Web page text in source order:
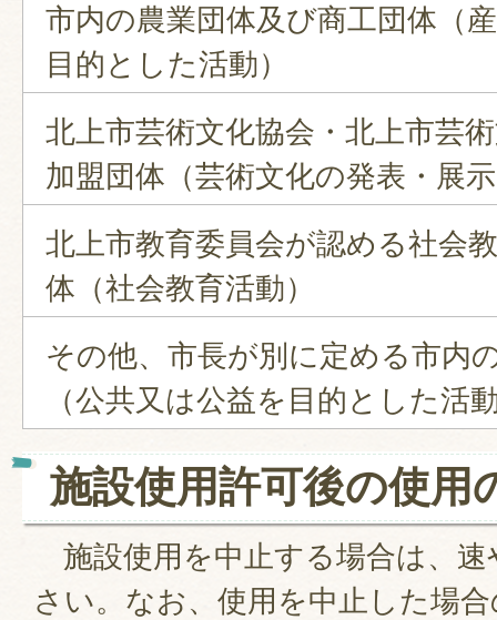
市内の農業団体及び商工団体（
目的とした活動）
北上市芸術文化協会・北上市芸
加盟団体（芸術文化の発表・展
北上市教育委員会が認める社会
体（社会教育活動）
その他、市長が別に定める市内
（公共又は公益を目的とした活
施設使用許可後の使用
施設使用を中止する場合は、
さい。なお、使用を中止した場